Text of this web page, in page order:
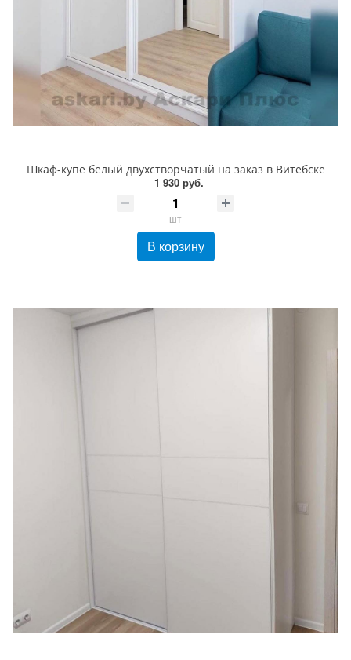
Шкаф-купе белый двухстворчатый на заказ в Витебске
1 930 руб.
шт
В корзину